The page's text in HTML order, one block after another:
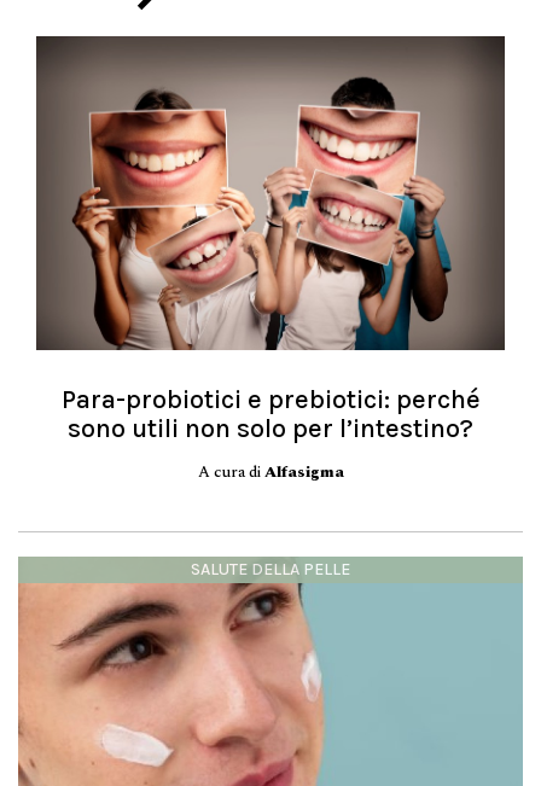
Para-probiotici e prebiotici: perché
sono utili non solo per l’intestino?
A cura diAlfasigma
SALUTE DELLA PELLE